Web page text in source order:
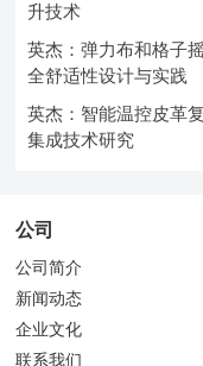
升技术
英杰：弹力布和格子
全舒适性设计与实践
英杰：智能温控皮革
集成技术研究
公司
公司简介
新闻动态
企业文化
联系我们